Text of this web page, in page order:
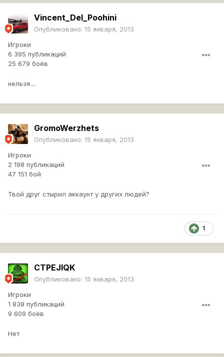
Vincent_Del_Poohini
Опубликовано: 15 января, 2013
Игроки
6 395 публикаций
25 679 боёв
нельзя....
GromoWerzhets
Опубликовано: 15 января, 2013
Игроки
2 198 публикаций
47 151 бой
Твой друг стырил аккаунт у других людей?
1
CTPEJIQK
Опубликовано: 15 января, 2013
Игроки
1 838 публикаций
9 609 боёв
Нет